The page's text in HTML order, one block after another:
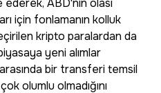
ederek, ABD'nin olası
için fonlamanın kolluk
kripto paralardan da
yeni alımlar
bir transferi temsil
olumlu olmadığını